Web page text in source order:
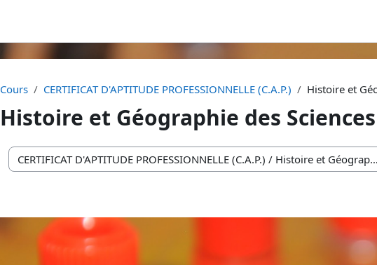
Cours CERTIFICAT D'APTITUDE PROFESSIONNELLE (C.A.P.) Histoire et
Histoire et Géographie des
Catégories de cours